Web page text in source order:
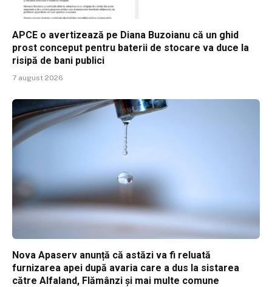
APCE o avertizează pe Diana Buzoianu că un ghid
prost conceput pentru baterii de stocare va duce la
risipă de bani publici
7 august 2026
Nova Apaserv anunță că astăzi va fi reluată
furnizarea apei după avaria care a dus la sistarea
către Alfaland, Flămânzi și mai multe comune